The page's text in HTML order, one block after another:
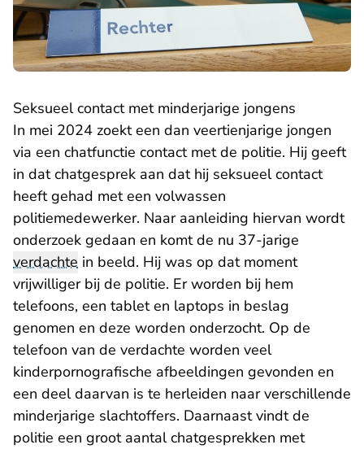
Seksueel contact met minderjarige jongens
In mei 2024 zoekt een dan veertienjarige jongen
via een chatfunctie contact met de politie. Hij geeft
in dat chatgesprek aan dat hij seksueel contact
heeft gehad met een volwassen
politiemedewerker. Naar aanleiding hiervan wordt
onderzoek gedaan en komt de nu 37-jarige
verdachte in beeld. Hij was op dat moment
vrijwilliger bij de politie. Er worden bij hem
telefoons, een tablet en laptops in beslag
genomen en deze worden onderzocht. Op de
telefoon van de verdachte worden veel
kinderpornografische afbeeldingen gevonden en
een deel daarvan is te herleiden naar verschillende
minderjarige slachtoffers. Daarnaast vindt de
politie een groot aantal chatgesprekken met